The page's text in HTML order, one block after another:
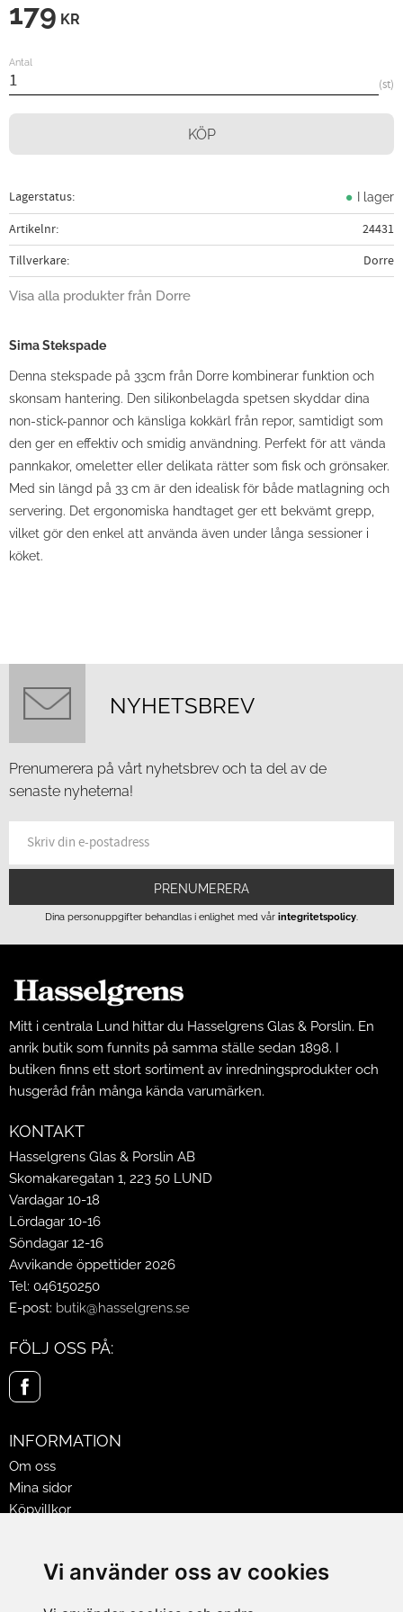
Vi använder oss av cookies
179 KR
Antal
st
KÖP
Lagerstatus I lager
Artikelnr
24431
Tillverkare
Dorre
Visa alla produkter från Dorre
Sima Stekspade
Denna stekspade på 33cm från Dorre kombinerar funktion och
skonsam hantering. Den silikonbelagda spetsen skyddar dina
non-stick-pannor och känsliga kokkärl från repor, samtidigt som
den ger en effektiv och smidig användning. Perfekt för att vända
pannkakor, omeletter eller delikata rätter som fisk och grönsaker.
Med sin längd på 33 cm är den idealisk för både matlagning och
servering. Det ergonomiska handtaget ger ett bekvämt grepp,
vilket gör den enkel att använda även under långa sessioner i
köket.
NYHETSBREV
Prenumerera på vårt nyhetsbrev och ta del av de
senaste nyheterna!
PRENUMERERA
Dina personuppgifter behandlas i enlighet med vår integritetspolicy
Mitt i centrala Lund hittar du Hasselgrens Glas & Porslin. En
anrik butik som funnits på samma ställe sedan 1898. I
butiken finns ett stort sortiment av inredningsprodukter och
husgeråd från många kända varumärken.
KONTAKT
Hasselgrens Glas & Porslin AB
Skomakaregatan 1, 223 50 LUND
Vardagar 10-18
Lördagar 10-16
Söndagar 12-16
Avvikande öppettider 2026
Tel: 046150250
E-post: butik@hasselgrens.se
FÖLJ OSS PÅ:
INFORMATION
Om oss
Mina sidor
Köpvillkor
Jobba på Hasselgrens